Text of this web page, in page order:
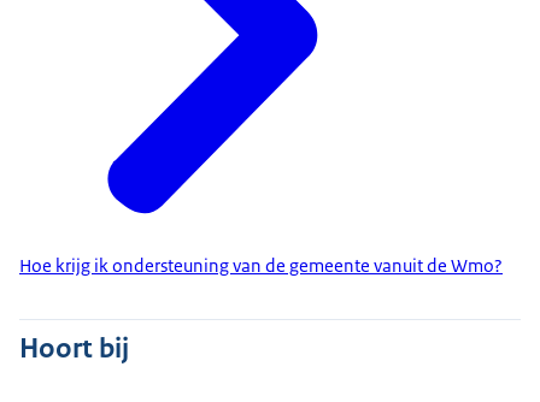
Hoe krijg ik ondersteuning van de gemeente vanuit de Wmo?
Hoort bij